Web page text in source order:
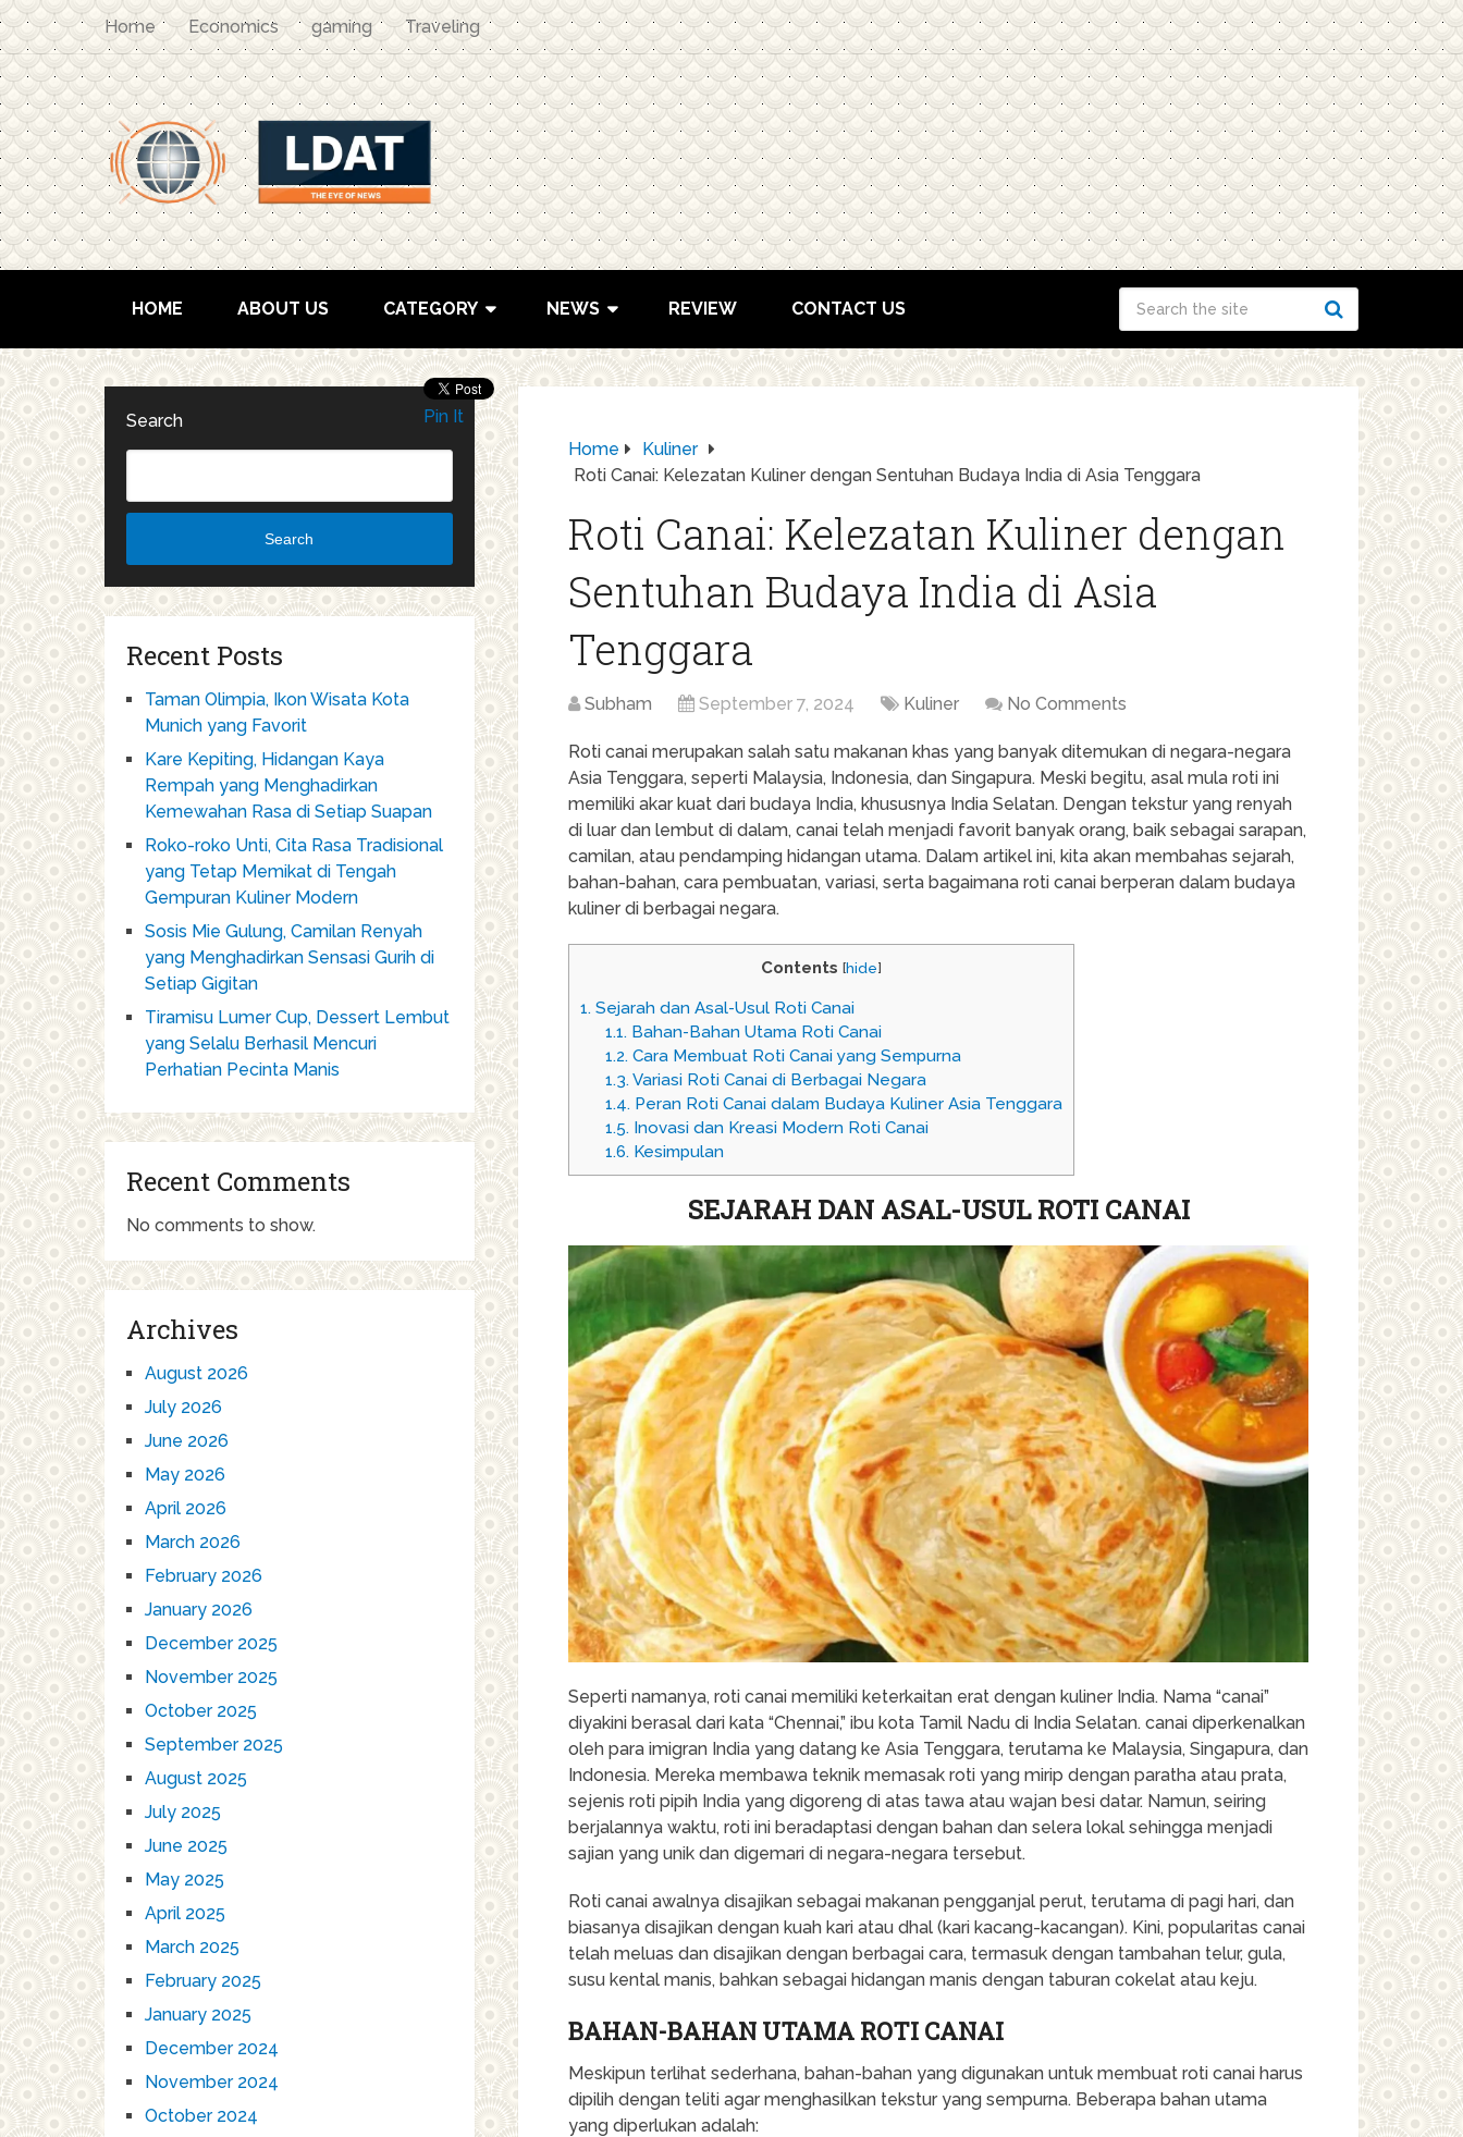
Home Economics gaming Traveling
HOME ABOUT US CATEGORY NEWS REVIEW CONTACT US
Home
Kuliner
Roti Canai: Kelezatan Kuliner dengan Sentuhan Budaya India di Asia Tenggara
Roti Canai: Kelezatan Kuliner dengan
Sentuhan Budaya India di Asia
Tenggara
Subham September 7, 2024 Kuliner No Comments
Roti canai merupakan salah satu makanan khas yang banyak ditemukan di negara-negara
Asia Tenggara, seperti Malaysia, Indonesia, dan Singapura. Meski begitu, asal mula roti ini
memiliki akar kuat dari budaya India, khususnya India Selatan. Dengan tekstur yang renyah
di luar dan lembut di dalam, canai telah menjadi favorit banyak orang, baik sebagai sarapan,
camilan, atau pendamping hidangan utama. Dalam artikel ini, kita akan membahas sejarah,
bahan-bahan, cara pembuatan, variasi, serta bagaimana roti canai berperan dalam budaya
kuliner di berbagai negara.
Contents [hide]
1. Sejarah dan Asal-Usul Roti Canai
1.1.Bahan-Bahan Utama Roti Canai
1.2.Cara Membuat Roti Canai yang Sempurna
1.3.Variasi Roti Canai di Berbagai Negara
1.4.Peran Roti Canai dalam Budaya Kuliner Asia Tenggara
1.5.Inovasi dan Kreasi Modern Roti Canai
1.6.Kesimpulan
SEJARAH DAN ASAL-USUL ROTI CANAI
Seperti namanya, roti canai memiliki keterkaitan erat dengan kuliner India. Nama “canai”
diyakini berasal dari kata “Chennai,” ibu kota Tamil Nadu di India Selatan. canai diperkenalkan
oleh para imigran India yang datang ke Asia Tenggara, terutama ke Malaysia, Singapura, dan
Indonesia. Mereka membawa teknik memasak roti yang mirip dengan paratha atau prata,
sejenis roti pipih India yang digoreng di atas tawa atau wajan besi datar. Namun, seiring
berjalannya waktu, roti ini beradaptasi dengan bahan dan selera lokal sehingga menjadi
sajian yang unik dan digemari di negara-negara tersebut.
Roti canai awalnya disajikan sebagai makanan pengganjal perut, terutama di pagi hari, dan
biasanya disajikan dengan kuah kari atau dhal (kari kacang-kacangan). Kini, popularitas canai
telah meluas dan disajikan dengan berbagai cara, termasuk dengan tambahan telur, gula,
susu kental manis, bahkan sebagai hidangan manis dengan taburan cokelat atau keju.
BAHAN-BAHAN UTAMA ROTI CANAI
Meskipun terlihat sederhana, bahan-bahan yang digunakan untuk membuat roti canai harus
dipilih dengan teliti agar menghasilkan tekstur yang sempurna. Beberapa bahan utama
yang diperlukan adalah:
Pin It
Search
Search
Recent Posts
Taman Olimpia, Ikon Wisata Kota
Munich yang Favorit
Kare Kepiting, Hidangan Kaya
Rempah yang Menghadirkan
Kemewahan Rasa di Setiap Suapan
Roko-roko Unti, Cita Rasa Tradisional
yang Tetap Memikat di Tengah
Gempuran Kuliner Modern
Sosis Mie Gulung, Camilan Renyah
yang Menghadirkan Sensasi Gurih di
Setiap Gigitan
Tiramisu Lumer Cup, Dessert Lembut
yang Selalu Berhasil Mencuri
Perhatian Pecinta Manis
Recent Comments
No comments to show.
Archives
August 2026
July 2026
June 2026
May 2026
April 2026
March 2026
February 2026
January 2026
December 2025
November 2025
October 2025
September 2025
August 2025
July 2025
June 2025
May 2025
April 2025
March 2025
February 2025
January 2025
December 2024
November 2024
October 2024